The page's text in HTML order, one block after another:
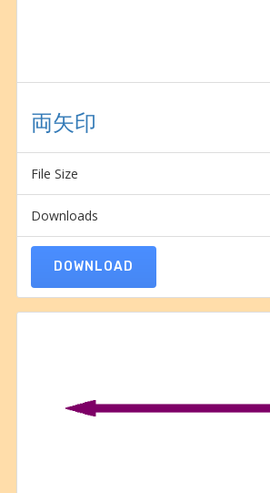
両矢印
File Size
Downloads
DOWNLOAD